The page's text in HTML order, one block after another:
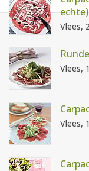
echte)
Vlees,
Vlees,
Vlees,